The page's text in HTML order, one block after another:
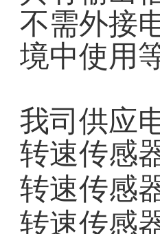
不需外接
境中使用
我司供应
转速传感
转速传感
转速传感